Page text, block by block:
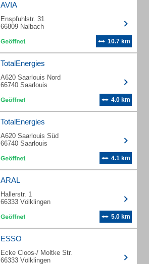
AVIA
Enspfuhlstr. 31
66809 Nalbach
10.7 km
TotalEnergies
A620 Saarlouis Nord
66740 Saarlouis
4.0 km
TotalEnergies
A620 Saarlouis Süd
66740 Saarlouis
4.1 km
ARAL
Hallerstr. 1
66333 Völklingen
5.0 km
ESSO
Ecke Cloos-/ Moltke Str.
66333 Völklingen